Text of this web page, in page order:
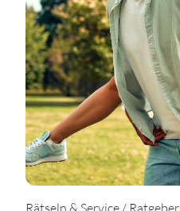
Rätseln & Service / Ratgeber